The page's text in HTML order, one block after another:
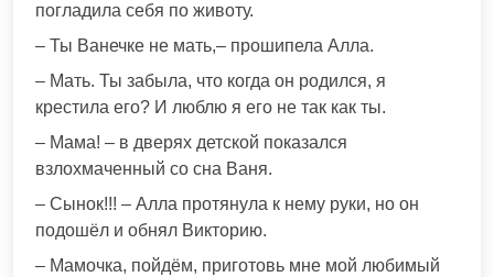
погладила себя по животу.
– Ты Ванечке не мать,– прошипела Алла.
– Мать. Ты забыла, что когда он родился, я
крестила его? И люблю я его не так как ты.
– Мама! – в дверях детской показался
взлохмаченный со сна Ваня.
– Сынок!!! – Алла протянула к нему руки, но он
подошёл и обнял Викторию.
– Мамочка, пойдём, приготовь мне мой любимый